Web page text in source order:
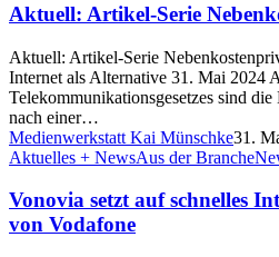
Aktuell: Artikel-Serie
Aktuell: Artikel-Serie
Internet als Alternative 31. Mai 2024
Telekommunikationsgesetzes sind
nach einer…
Medienwerkstatt Kai Münschke31.
Aktuelles + NewsAus der Branche
Vonovia setzt auf schnelles
von Vodafone